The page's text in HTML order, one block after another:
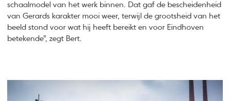
schaalmodel van het werk binnen. Dat gaf de bescheidenheid
van Gerards karakter mooi weer, terwijl de grootsheid van het
beeld stond voor wat hij heeft bereikt en voor Eindhoven
betekende”, zegt Bert.